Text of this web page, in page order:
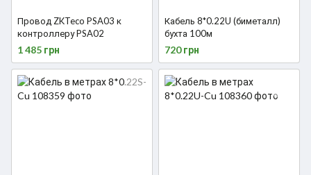
Провод ZKTeco PSA03 к
контроллеру PSA02
1 485 грн
Кабель 8*0.22U (биметалл)
бухта 100м
720 грн